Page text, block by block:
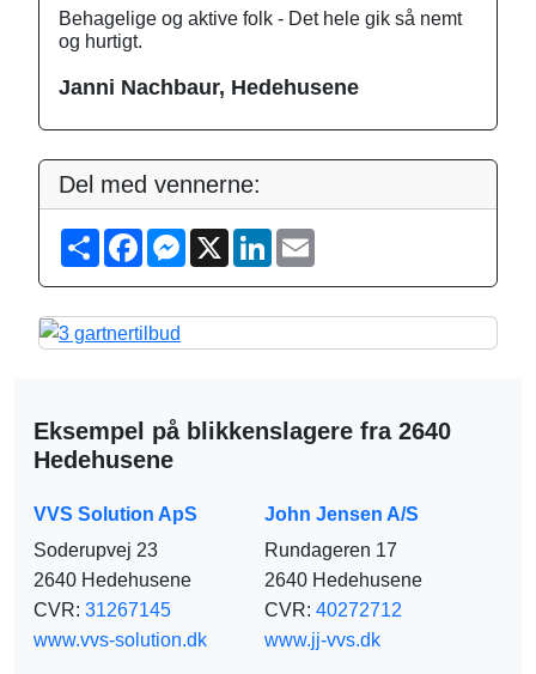
Behagelige og aktive folk - Det hele gik så nemt
og hurtigt.
Janni Nachbaur, Hedehusene
Del med vennerne:
S
h
e
F
b
o
o
M
e
g
X
L
e
I
l
Eksempel på blikkenslagere fra 2640
Hedehusene
VVS Solution ApS
Soderupvej 23
2640 Hedehusene
CVR: 31267145
www.vvs-solution.dk
John Jensen A/S
Rundageren 17
2640 Hedehusene
CVR: 40272712
www.jj-vvs.dk